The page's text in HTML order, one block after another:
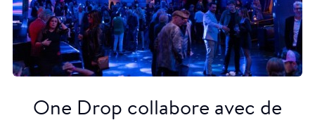
One Drop collabore avec de